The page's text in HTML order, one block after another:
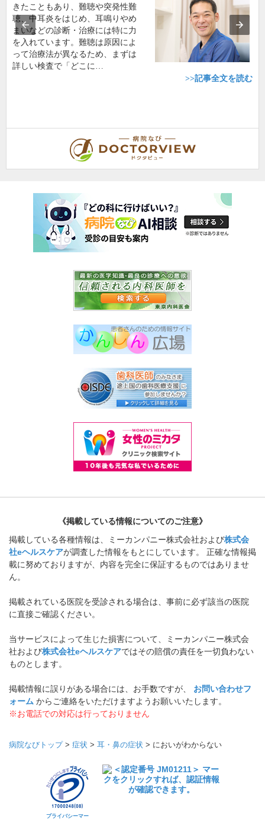
きたこともあり、難聴や突発性難
聴、中耳炎をはじめ、耳鳴りやめ
まいなどの診断・治療には特に力
を入れています。難聴は原因によ
って治療法が異なるため、まずは
詳しい検査で「どこに…
>>記事全文を読む
《掲載している情報についてのご注意》
掲載している各種情報は、ミーカンパニー株式会社および株式会
社eヘルスケアが調査した情報をもとにしています。 正確な情報掲
載に努めておりますが、内容を完全に保証するものではありませ
ん。
掲載されている医院を受診される場合は、事前に必ず該当の医院
に直接ご確認ください。
当サービスによって生じた損害について、ミーカンパニー株式会
社および株式会社eヘルスケアではその賠償の責任を一切負わない
ものとします。
掲載情報に誤りがある場合には、お手数ですが、 お問い合わせフ
ォーム からご連絡をいただけますようお願いいたします。
※お電話での対応は行っておりません
病院なびトップ> 症状 > 耳・鼻の症状 > においがわからない
プライバシーマー